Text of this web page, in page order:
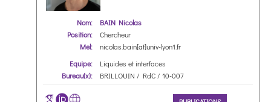
Nom:
BAIN Nicolas
Position:
Chercheur
Mel:
nicolas.bain[at]univ-lyon1.fr
Equipe:
Liquides et interfaces
Bureau(x):
BRILLOUIN / RdC / 10-007